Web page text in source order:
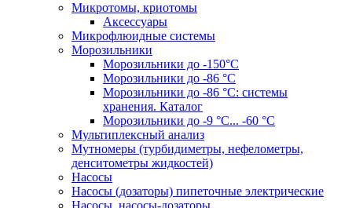
Микротомы, криотомы
Аксессуары
Микрофлюидные системы
Морозильники
Морозильники до -150°С
Морозильники до -86 °C
Морозильники до -86 °C: системы
хранения. Каталог
Морозильники до -9 °C... -60 °C
Мультиплексный анализ
Мутномеры (турбидиметры, нефелометры,
денситометры жидкостей)
Насосы
Насосы (дозаторы) пипеточные электрические
Насосы, насосы-дозаторы